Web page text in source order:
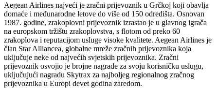
Aegean Airlines najveći je zračni prijevoznik u Grčkoj koji obavlja
domaće i međunarodne letove do više od 150 odredišta. Osnovan
1987. godine, zrakoplovni prijevoznik izrastao je u glavnog igrača
na europskom tržištu zrakoplovstva, s flotom od preko 60
zrakoplova i reputacijom usluge visoke kvalitete. Aegean Airlines je
član Star Alliancea, globalne mreže zračnih prijevoznika koja
uključuje neke od najvećih svjetskih prijevoznika. Zračni
prijevoznik osvojio je brojne nagrade za svoju korisničku uslugu,
uključujući nagradu Skytrax za najboljeg regionalnog zračnog
prijevoznika u Europi devet godina zaredom.